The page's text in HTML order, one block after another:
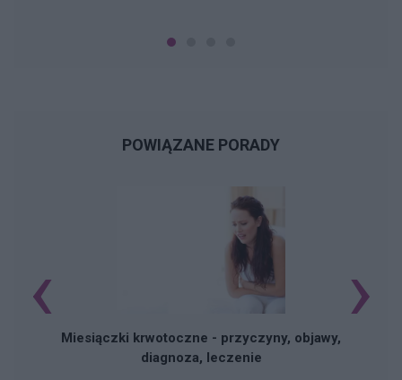
POWIĄZANE PORADY
Miesiączki krwotoczne - przyczyny, objawy,
diagnoza, leczenie
‹ ›